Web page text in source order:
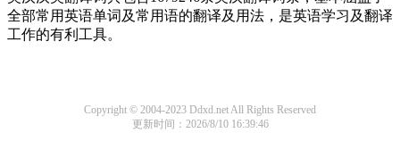
全部常用英语单词及常用语的翻译及用法，是英语学习及翻译
工作的有利工具。
Copyright © 2004-2023 Ddxd.net All Rights Reserved
更新时间：2026/8/10 16:39:46